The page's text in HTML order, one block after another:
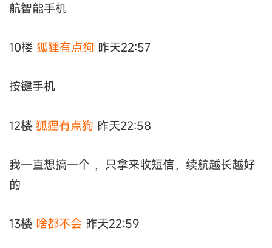
航智能手机
10楼 狐狸有点狗 昨天22:57
按键手机
12楼 狐狸有点狗 昨天22:58
我一直想搞一个 ，只拿来收短信，续航越长越好
的
13楼 啥都不会 昨天22:59